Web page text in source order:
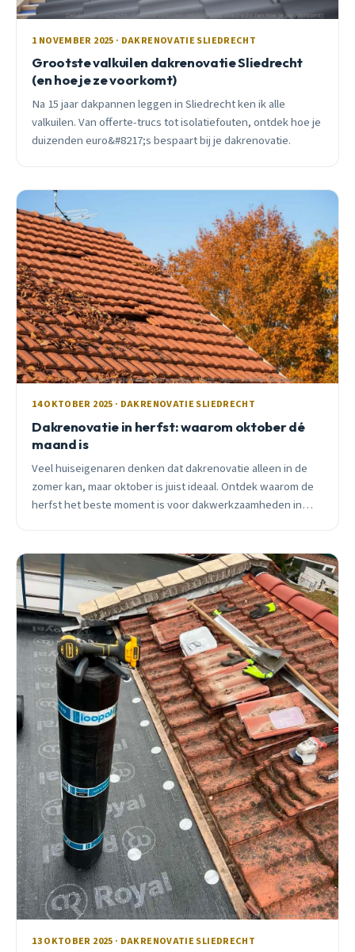
1 NOVEMBER 2025 · DAKRENOVATIE SLIEDRECHT
Grootste valkuilen dakrenovatie Sliedrecht
(en hoe je ze voorkomt)
Na 15 jaar dakpannen leggen in Sliedrecht ken ik alle
valkuilen. Van offerte-trucs tot isolatiefouten, ontdek hoe je
duizenden euro&#8217;s bespaart bij je dakrenovatie.
14 OKTOBER 2025 · DAKRENOVATIE SLIEDRECHT
Dakrenovatie in herfst: waarom oktober dé
maand is
Veel huiseigenaren denken dat dakrenovatie alleen in de
zomer kan, maar oktober is juist ideaal. Ontdek waarom de
herfst het beste moment is voor dakwerkzaamheden in
13 OKTOBER 2025 · DAKRENOVATIE SLIEDRECHT